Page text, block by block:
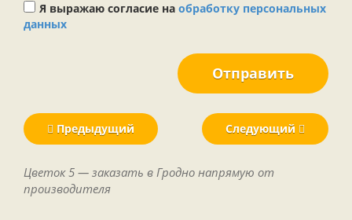
Я выражаю согласие на обработку персональных
данных
Отправить
Предыдущий Следующий
Цветок 5 — заказать в Гродно напрямую от
производителя